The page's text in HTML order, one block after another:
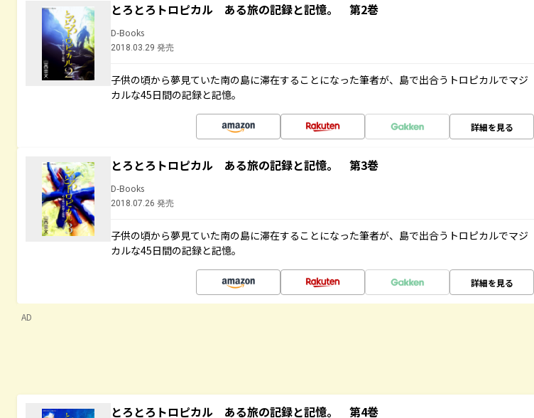
とろとろトロピカル ある旅の記録と記憶。 第2巻
D-Books
2018.03.29 発売
子供の頃から夢見ていた南の島に滞在することになった筆者が、島で出合うトロピカルでマジ
カルな45日間の記録と記憶。
詳細を見る
とろとろトロピカル ある旅の記録と記憶。 第3巻
D-Books
2018.07.26 発売
子供の頃から夢見ていた南の島に滞在することになった筆者が、島で出合うトロピカルでマジ
カルな45日間の記録と記憶。
詳細を見る
AD
とろとろトロピカル ある旅の記録と記憶。 第4巻